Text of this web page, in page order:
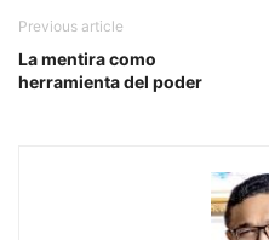
Previous article
La mentira como
herramienta del poder